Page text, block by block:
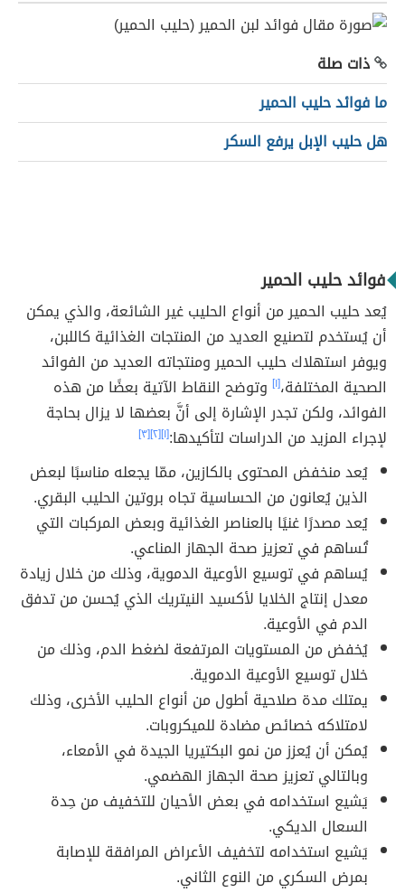
ذات صلة
ما فوائد حليب الحمير
هل حليب الإبل يرفع السكر
فوائد حليب الحمير
يُعد حليب الحمير من أنواع الحليب غير الشائعة، والذي يمكن
أن يُستخدم لتصنيع العديد من المنتجات الغذائية كاللبن،
ويوفر استهلاك حليب الحمير ومنتجاته العديد من الفوائد
الصحية المختلفة،[١] وتوضح النقاط الآتية بعضًا من هذه
الفوائد، ولكن تجدر الإشارة إلى أنَّ بعضها لا يزال بحاجة
لإجراء المزيد من الدراسات لتأكيدها:[١] [٢] [٣]
يُعد منخفض المحتوى بالكازين، ممّا يجعله مناسبًا لبعض
الذين يُعانون من الحساسية تجاه بروتين الحليب البقري.
يُعد مصدرًا غنيًا بالعناصر الغذائية وبعض المركبات التي
تُساهم في تعزيز صحة الجهاز المناعي.
يُساهم في توسيع الأوعية الدموية، وذلك من خلال زيادة
معدل إنتاج الخلايا لأكسيد النيتريك الذي يُحسن من تدفق
الدم في الأوعية.
يُخفض من المستويات المرتفعة لضغط الدم، وذلك من
خلال توسيع الأوعية الدموية.
يمتلك مدة صلاحية أطول من أنواع الحليب الأخرى، وذلك
لامتلاكه خصائص مضادة للميكروبات.
يُمكن أن يُعزز من نمو البكتيريا الجيدة في الأمعاء،
وبالتالي تعزيز صحة الجهاز الهضمي.
يَشيع استخدامه في بعض الأحيان للتخفيف من حِدة
السعال الديكي.
يَشيع استخدامه لتخفيف الأعراض المرافقة للإصابة
بمرض السكري من النوع الثاني.